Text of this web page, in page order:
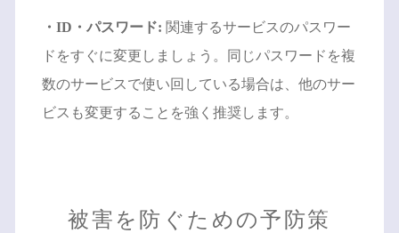
・ID・パスワード: 関連するサービスのパスワー
ドをすぐに変更しましょう。同じパスワードを複
数のサービスで使い回している場合は、他のサー
ビスも変更することを強く推奨します。
被害を防ぐための予防策